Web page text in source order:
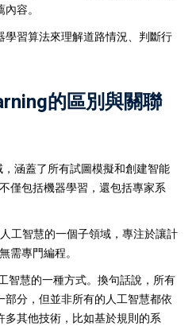
容。
學習算法來理解道路情況、判斷行
的區別與關聯
涵蓋了所有試圖模擬和創建智能
僅包括機器學習，還包括專家系
工智慧的一個子領域，專注於讓計
需專門編程。
智慧的一種方式。換句話說，所有
分，但並非所有的人工智慧都依
其他技術，比如基於規則的系